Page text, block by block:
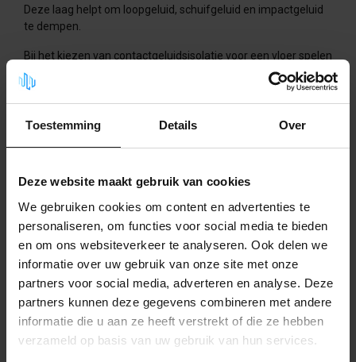
Toestemming Details Over
Deze website maakt gebruik van cookies
We gebruiken cookies om content en advertenties te
personaliseren, om functies voor social media te bieden
en om ons websiteverkeer te analyseren. Ook delen we
informatie over uw gebruik van onze site met onze
partners voor social media, adverteren en analyse. Deze
partners kunnen deze gegevens combineren met andere
informatie die u aan ze heeft verstrekt of die ze hebben
verzameld op basis van uw gebruik van hun services.
Deze laag helpt om loopgeluid, schuifgeluid en impactgeluid
te dempen.
Bij het kiezen van contactgeluidsisolatie voor een vloer spelen
onder meer het type ondervloer, de beschikbare
opbouwhoogte, de afwerkvloer en de belasting een rol. Een
zwevende vloeropbouw kan in veel situaties helpen, omdat
de afwerklaag dan minder direct contact maakt met de